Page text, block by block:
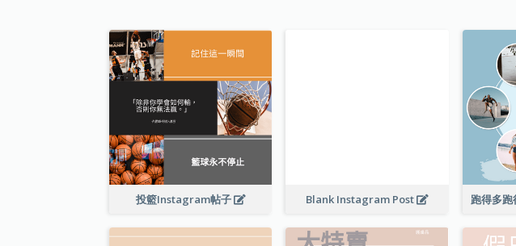
投籃Instagram帖子 Blank Instagram Post